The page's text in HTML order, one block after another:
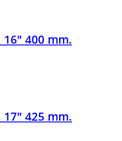
400 mm.
425 mm.